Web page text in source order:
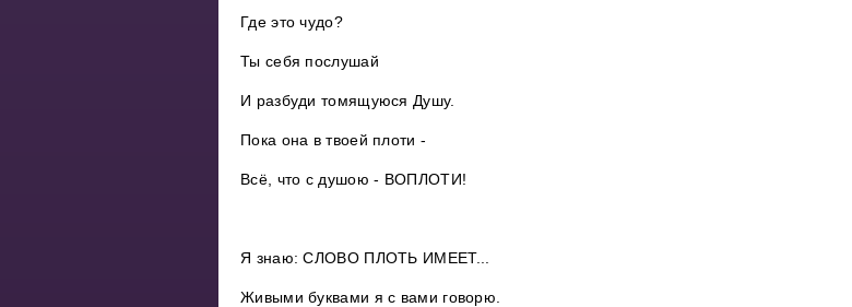
Где это чудо?
Ты себя послушай
И разбуди томящуюся Душу.
Пока она в твоей плоти -
Всё, что с душою - ВОПЛОТИ!
Я знаю: СЛОВО ПЛОТЬ ИМЕЕТ...
Живыми буквами я с вами говорю.